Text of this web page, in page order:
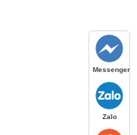
Messenger
Zalo